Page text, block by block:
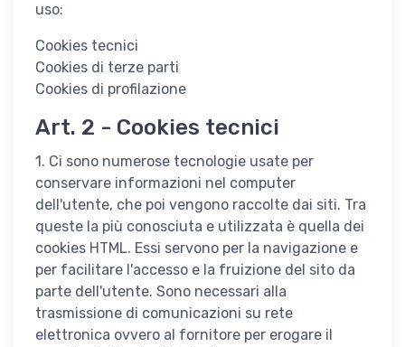
uso:
Cookies tecnici
Cookies di terze parti
Cookies di profilazione
Art. 2 - Cookies tecnici
1. Ci sono numerose tecnologie usate per
conservare informazioni nel computer
dell'utente, che poi vengono raccolte dai siti. Tra
queste la più conosciuta e utilizzata è quella dei
cookies HTML. Essi servono per la navigazione e
per facilitare l'accesso e la fruizione del sito da
parte dell'utente. Sono necessari alla
trasmissione di comunicazioni su rete
elettronica ovvero al fornitore per erogare il